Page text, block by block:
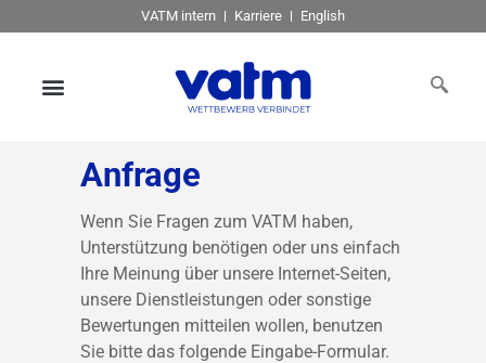
VATM intern Karriere English
Anfrage
Wenn Sie Fragen zum VATM haben,
Unterstützung benötigen oder uns einfach
Ihre Meinung über unsere Internet-Seiten,
unsere Dienstleistungen oder sonstige
Bewertungen mitteilen wollen, benutzen
Sie bitte das folgende Eingabe-Formular.